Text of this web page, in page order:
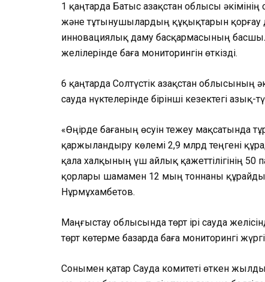
1 қаңтарда Батыс Қазақстан облысы
және тұтынушылардың құқықтарын қорғау
инновациялық даму басқармасының
желілерінде баға мониторингін өткізді.
6 қаңтарда Солтүстік Қазақстан облысының
сауда нүктелерінде бірінші кезектегі
«Өңірде бағаның өсуін тежеу мақсатында
қаржыландыру көлемі 2,9 млрд теңгені
қала халқының үш айлық қажеттілігінің 50
қорлары шамамен 12 мың тоннаны құрайды»,
Нұрмұхамбетов.
Маңғыстау облысында төрт ірі сауда
төрт көтерме базарда баға мониторингі
Сонымен қатар Сауда комитеті өткен